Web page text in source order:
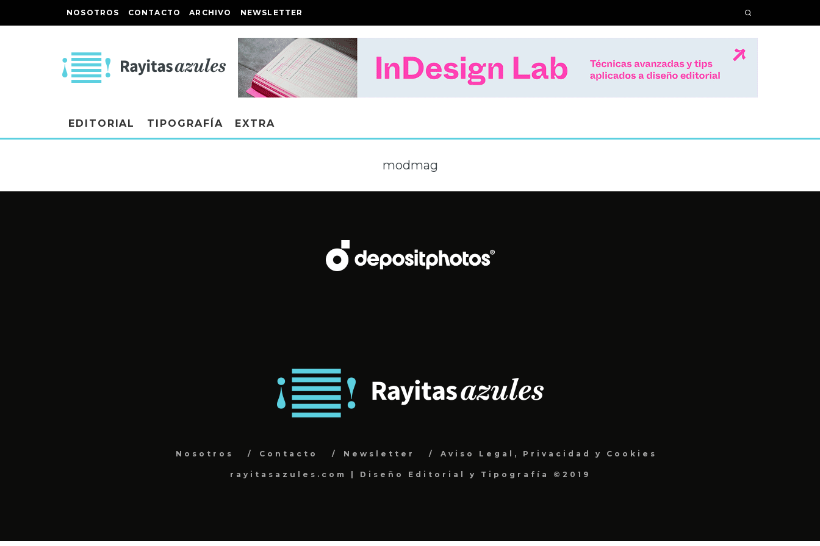
NOSOTROS CONTACTO ARCHIVO NEWSLETTER
EDITORIAL TIPOGRAFÍA EXTRA
modmag
Nosotros Contacto Newsletter Aviso Legal, Privacidad y Cookies
rayitasazules.com | Diseño Editorial y Tipografía ©2019